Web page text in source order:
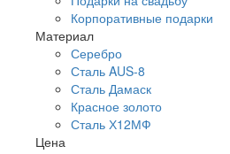
Корпоративные подарки
Материал
Серебро
Сталь AUS-8
Сталь Дамаск
Красное золото
Сталь Х12МФ
Цена